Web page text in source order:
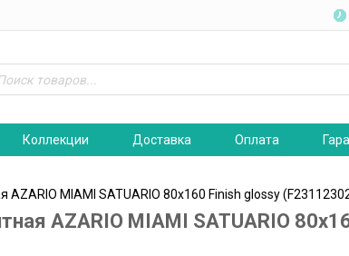
Коллекции Доставка Оплата
AZARIO MIAMI SATUARIO 80х160 Finish glossy
AZARIO MIAMI SATUARIO